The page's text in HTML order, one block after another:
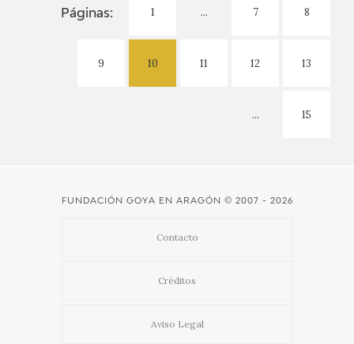
Páginas: 1 ... 7 8
9 10 11 12 13
... 15
FUNDACIÓN GOYA EN ARAGÓN © 2007 - 2026
Contacto
Créditos
Aviso Legal